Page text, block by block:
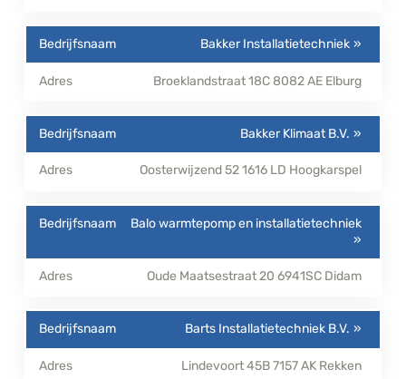
Bakker Installatietechniek
Broeklandstraat 18C8082 AE Elburg
Bakker Klimaat B.V.
Oosterwijzend 521616 LD Hoogkarspel
Balo warmtepomp en installatietechniek
Oude Maatsestraat 20 6941SC Didam
Barts Installatietechniek B.V.
Lindevoort 45B7157 AK Rekken